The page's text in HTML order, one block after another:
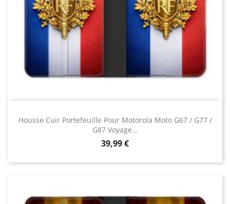
Housse Cuir Portefeuille Pour Motorola Moto G67 / G77 /
G87 Voyage...
Prix
39,99 €